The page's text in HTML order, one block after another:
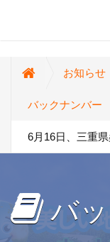
お知らせ
バックナンバー
6月16日、三重
バ